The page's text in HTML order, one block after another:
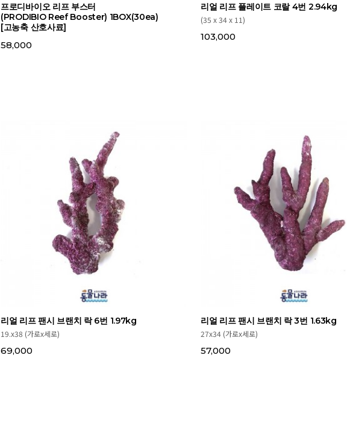
프로디바이오 리프 부스터
(PRODIBIO Reef Booster) 1BOX(30ea)
[고농축 산호사료]
58,000
리얼 리프 플레이트 코랄 4번 2.94kg
(35 x 34 x 11)
103,000
리얼 리프 팬시 브랜치 락 6번 1.97kg
19.x38 (가로x세로)
69,000
리얼 리프 팬시 브랜치 락 3번 1.63kg
27x34 (가로x세로)
57,000